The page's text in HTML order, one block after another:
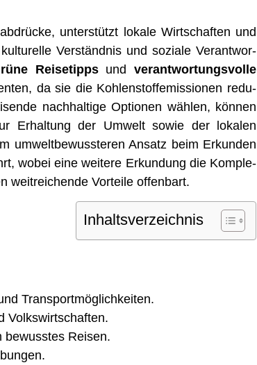
unter­stützt loka­le Wirt­schaf­ten und
Ver­ständ­nis und sozia­le Ver­ant­wor­
Rei­se­tippsundver­ant­wor­tungs­vol­le
da sie die Koh­len­stoff­emis­sio­nen redu­
nach­hal­ti­ge Optio­nen wäh­len, kön­nen
Erhal­tung der Umwelt sowie der loka­len
umwelt­be­wuss­te­ren Ansatz beim Erkun­den
wobei eine wei­te­re Erkun­dung die Kom­ple­
weit­rei­chen­de Vor­tei­le offenbart.
Inhalts­ver­zeich­nis
Transportmöglichkeiten.
Volkswirtschaften.
bewuss­tes Reisen.